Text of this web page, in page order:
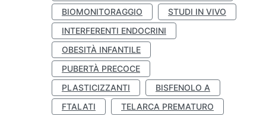
BIOMONITORAGGIO
STUDI IN VIVO
INTERFERENTI ENDOCRINI
OBESITÀ INFANTILE
PUBERTÀ PRECOCE
PLASTICIZZANTI
BISFENOLO A
FTALATI
TELARCA PREMATURO